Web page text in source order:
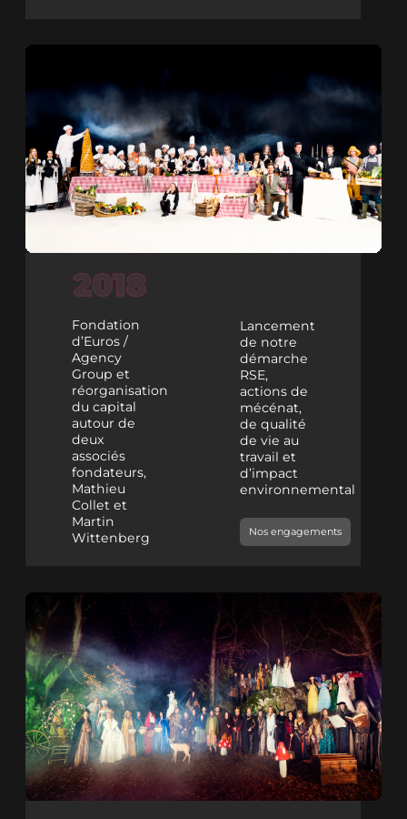
Fondation
d’Euros /
Agency
Group et
réorganisation
du capital
autour de
deux
associés
fondateurs,
Mathieu
Collet et
Martin
Wittenberg
Lancement
de notre
démarche
RSE,
actions de
mécénat,
de qualité
de vie au
travail et
d’impact
environnemental
Nos engagements